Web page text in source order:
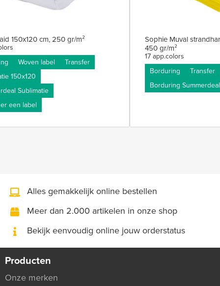
150x120 cm, 250 gr/m²
Woven label
Transfer
150x120
Sublimatie
een label
Sophie Muval
450 gr/m²
17 app.colors
Borduring
Transfer
Borduring
Alles gemakkelijk online bestellen
Meer dan 2.000 artikelen in onze shop
Bekijk eenvoudig online jouw orderstatus
Producten
Onze merken